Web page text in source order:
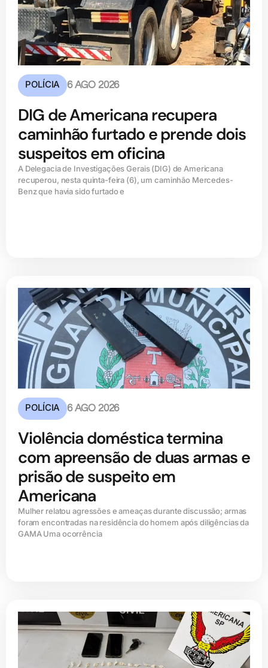
POLÍCIA 6 AGO 2026
DIG de Americana recupera
caminhão furtado e prende dois
suspeitos em oficina
A Delegacia de Investigações Gerais (DIG) de Americana
recuperou, nesta quinta-feira (6), um caminhão Mercedes-
Benz que havia sido furtado e
POLÍCIA 6 AGO 2026
Violência doméstica termina
com apreensão de duas armas e
prisão de suspeito em
Americana
Mulher relatou agressões e ameaças durante discussão; armas
foram encontradas na residência do homem após diligências da
GAMA Uma ocorrência